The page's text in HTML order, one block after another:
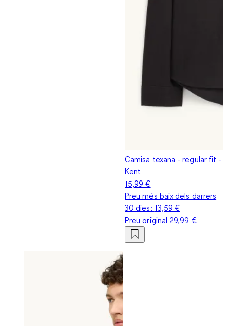
Camisa texana - regular fit -
Kent
15,99 €
Preu més baix dels darrers
30 dies: 13,59 €
Preu original 29,99 €